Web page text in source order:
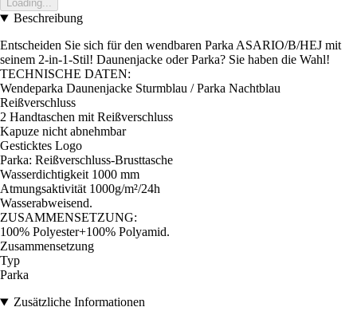
Loading...
Beschreibung
Entscheiden Sie sich für den wendbaren Parka ASARIO/B/HEJ mit
seinem 2-in-1-Stil! Daunenjacke oder Parka? Sie haben die Wahl!
TECHNISCHE DATEN:
Wendeparka Daunenjacke Sturmblau / Parka Nachtblau
Reißverschluss
2 Handtaschen mit Reißverschluss
Kapuze nicht abnehmbar
Gesticktes Logo
Parka: Reißverschluss-Brusttasche
Wasserdichtigkeit 1000 mm
Atmungsaktivität 1000g/m²/24h
Wasserabweisend.
ZUSAMMENSETZUNG:
100% Polyester+100% Polyamid.
Zusammensetzung
Typ
Parka
Zusätzliche Informationen